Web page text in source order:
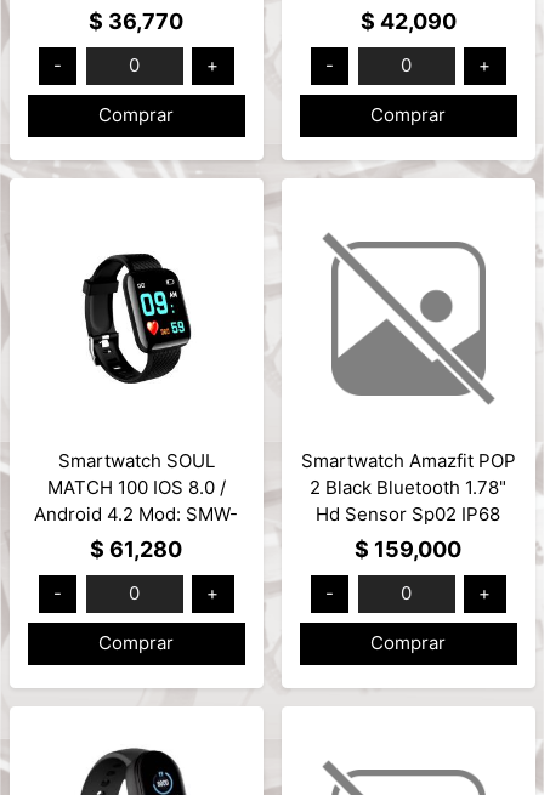
Compatible Android/iOS
Mod: NM-BAND-R
$ 36,770
- 0 +
Comprar
Android/iOS Mod: NM-
KIDS
$ 42,090
- 0 +
Comprar
Smartwatch SOUL
MATCH 100 IOS 8.0 /
Android 4.2 Mod: SMW-
SW64 Alerta Lllamadas-
MSJ / función sport
/alarma /control Cardíaco
$ 61,280
- 0 +
Comprar
Smartwatch Amazfit POP
2 Black Bluetooth 1.78"
Hd Sensor Sp02 IP68
Parlante + Microfono
Mod: A2290
$ 159,000
- 0 +
Comprar